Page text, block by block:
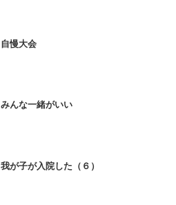
自慢大会
みんな一緒がいい
我が子が入院した（６）